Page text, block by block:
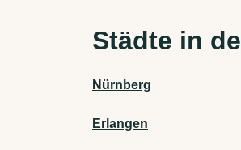
Städte in
Nürnberg
Erlangen